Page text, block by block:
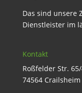
Das sind unsere
Dienstleister im
Kontakt
Roßfelder Str.
74564 Crailsheim